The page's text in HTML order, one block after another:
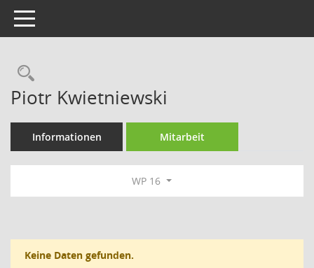
Toggle navigation
Rechercheauswahl
Piotr Kwietniewski
Informationen Mitarbeit
WP 16
Keine Daten gefunden.